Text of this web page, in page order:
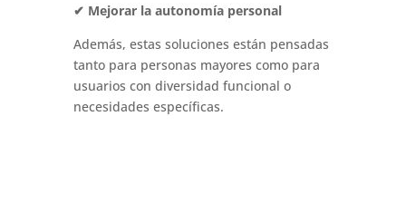
✔ Mejorar la autonomía personal
Además, estas soluciones están pensadas
tanto para personas mayores como para
usuarios con diversidad funcional o
necesidades específicas.